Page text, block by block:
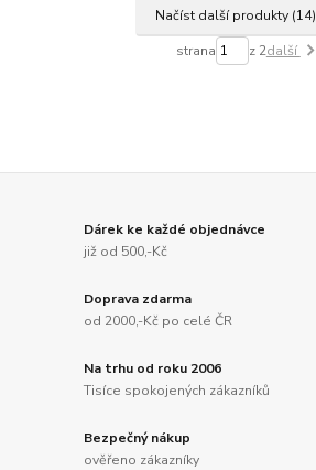
Načíst další produkty (14)
strana z 2další
Dárek ke každé objednávce
již od 500,-Kč
Doprava zdarma
od 2000,-Kč po celé ČR
Na trhu od roku 2006
Tisíce spokojených zákazníků
Bezpečný nákup
ověřeno zákazníky